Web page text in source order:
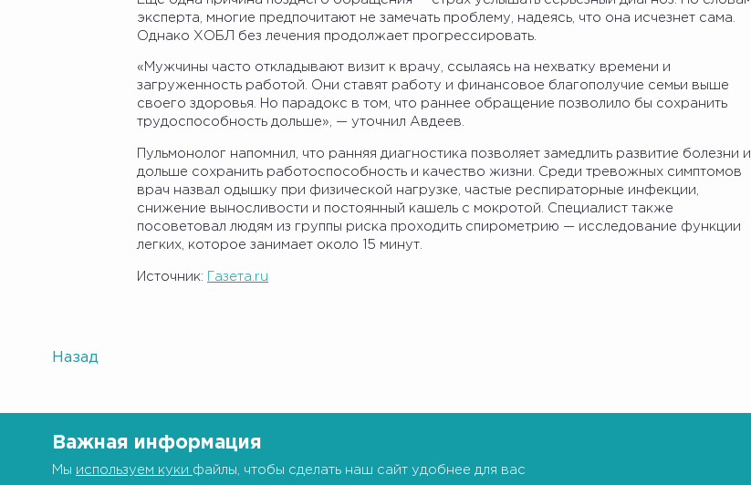
эксперта, многие предпочитают не замечать проблему, надеясь, что она исчезнет сама.
Однако ХОБЛ без лечения продолжает прогрессировать.
«Мужчины часто откладывают визит к врачу, ссылаясь на нехватку времени и
загруженность работой. Они ставят работу и финансовое благополучие семьи выше
своего здоровья. Но парадокс в том, что раннее обращение позволило бы сохранить
трудоспособность дольше», — уточнил Авдеев.
Пульмонолог напомнил, что ранняя диагностика позволяет замедлить развитие болезни и
дольше сохранить работоспособность и качество жизни. Среди тревожных симптомов
врач назвал одышку при физической нагрузке, частые респираторные инфекции,
снижение выносливости и постоянный кашель с мокротой. Специалист также
посоветовал людям из группы риска проходить спирометрию — исследование функции
легких, которое занимает около 15 минут.
Источник: Газета.ru
Назад
Важная информация
Мы используем куки файлы, чтобы сделать наш сайт удобнее для вас